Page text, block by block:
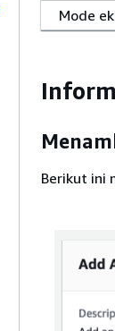
Mode
Berikut ini